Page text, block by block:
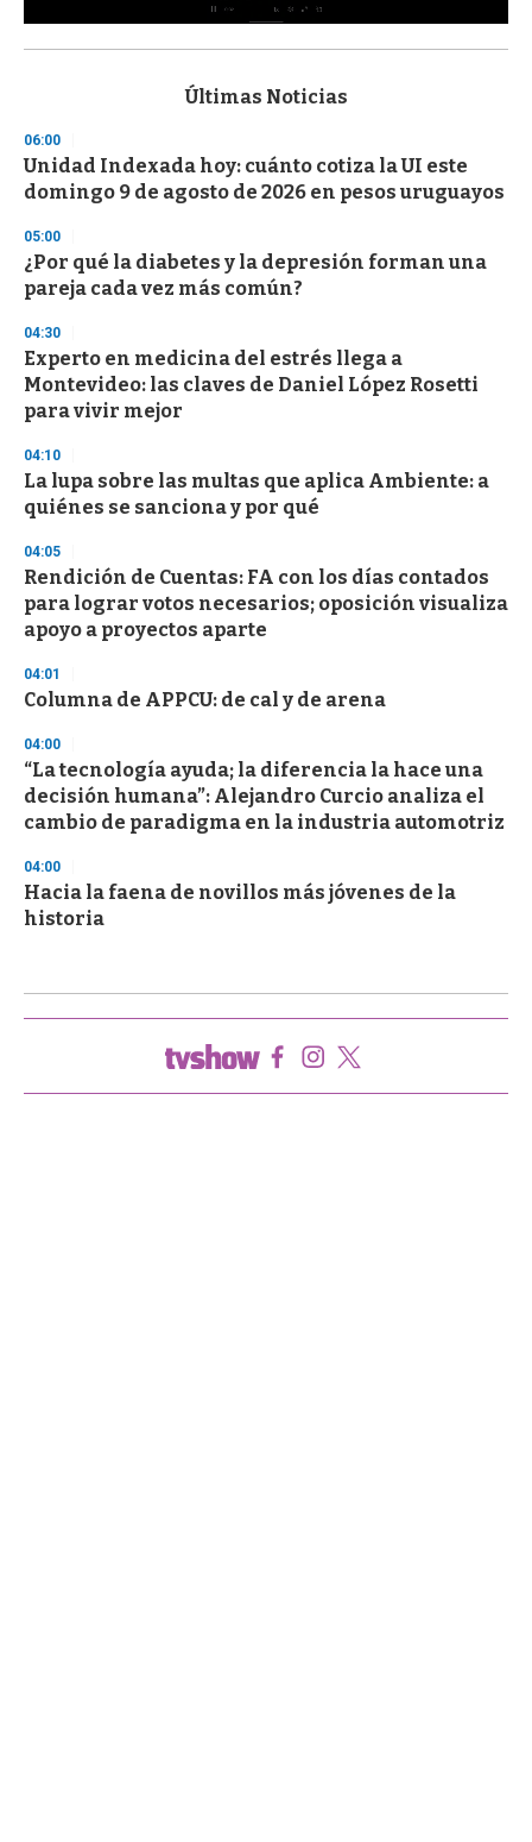
s
d
s
o
f
3
s
e
c
n
d
s
Últimas Noticias
06:00
Unidad Indexada hoy: cuánto cotiza la UI este
domingo 9 de agosto de 2026 en pesos uruguayos
05:00
¿Por qué la diabetes y la depresión forman una
pareja cada vez más común?
04:30
Experto en medicina del estrés llega a
Montevideo: las claves de Daniel López Rosetti
para vivir mejor
04:10
La lupa sobre las multas que aplica Ambiente: a
quiénes se sanciona y por qué
04:05
Rendición de Cuentas: FA con los días contados
para lograr votos necesarios; oposición visualiza
apoyo a proyectos aparte
04:01
Columna de APPCU: de cal y de arena
04:00
“La tecnología ayuda; la diferencia la hace una
decisión humana”: Alejandro Curcio analiza el
cambio de paradigma en la industria automotriz
04:00
Hacia la faena de novillos más jóvenes de la
historia